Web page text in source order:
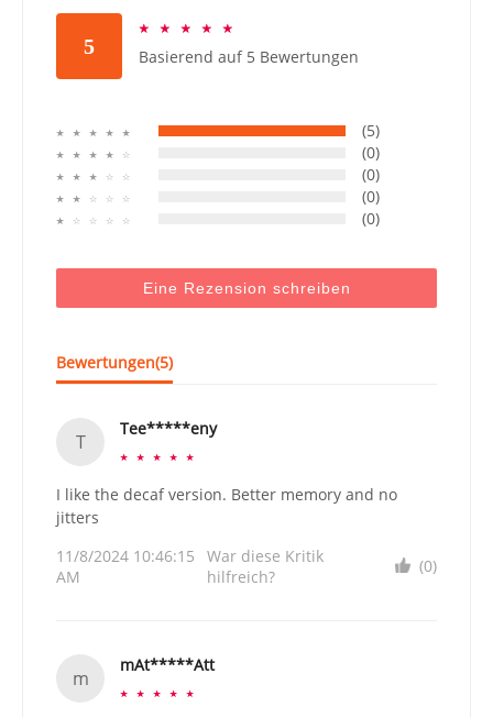
5
☆ ☆ ☆ ☆ ☆
Basierend auf 5 Bewertungen
☆ ☆ ☆ ☆ ☆ (5)
☆ ☆ ☆ ☆ ☆ (0)
☆ ☆ ☆ ☆ ☆ (0)
☆ ☆ ☆ ☆ ☆ (0)
☆ ☆ ☆ ☆ ☆ (0)
Eine Rezension schreiben
Bewertungen(5)
T
Tee*****eny
☆ ☆ ☆ ☆ ☆
I like the decaf version. Better memory and no
jitters
11/8/2024 10:46:15
AM
War diese Kritik
hilfreich?
(0)
m
mAt*****Att
☆ ☆ ☆ ☆ ☆